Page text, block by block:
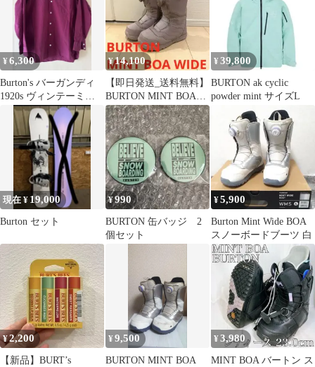
¥6,300
Burton's バーガンディ
1920s ヴィンテーミン
トコンディション
¥14,100
【即日発送_送料無料】
BURTON MINT BOA
WIDE 23.0cm
¥ 39,800
BURTON ak cyclic
powder mint サイズL
現在 ¥ 19,000
Burton セット
¥990
BURTON 缶バッジ 2
個セット
¥5,900
Burton Mint Wide BOA
スノーボードブーツ 白
¥2,200
【新品】BURT’s
¥9,500
BURTON MINT BOA
¥3,980
MINT BOA バートン ス